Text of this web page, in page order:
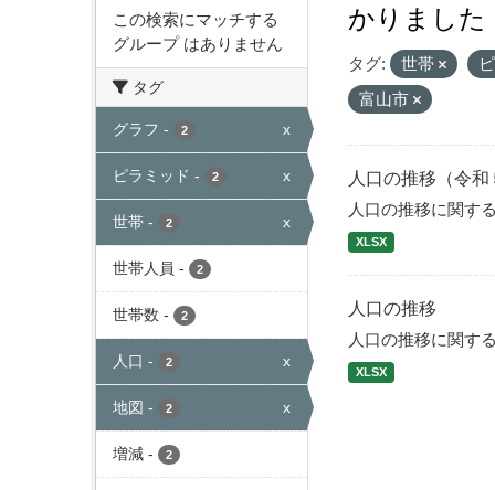
この検索にマッチする
グループ はありません
タグ
グラフ - 2 x
ピラミッド - 2 x
世帯 - 2 x
世帯人員 - 2
世帯数 - 2
人口 - 2 x
地図 - 2 x
増減 - 2
かりました
タグ: 世帯
富山市
人口の推移（令和
人口の推移に関す
XLSX
人口の推移
人口の推移に関す
XLSX